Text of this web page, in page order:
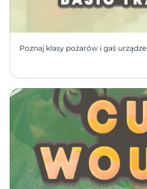
Poznaj klasy pożarów i gaś